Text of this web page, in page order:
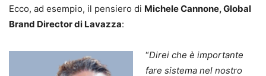
Ecco, ad esempio, il pensiero di Michele Cannone, Global
Brand Director di Lavazza:
“Direi che è importante
fare sistema nel nostro